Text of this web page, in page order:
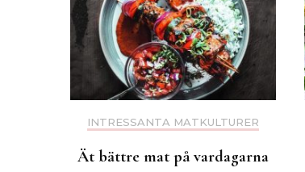
INTRESSANTA MATKULTURER
Ät bättre mat på vardagarna